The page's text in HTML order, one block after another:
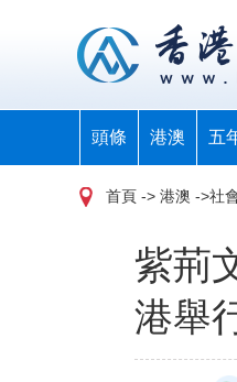
頭條 港澳 五
首頁 -> 港澳 ->社
紫荊
港舉